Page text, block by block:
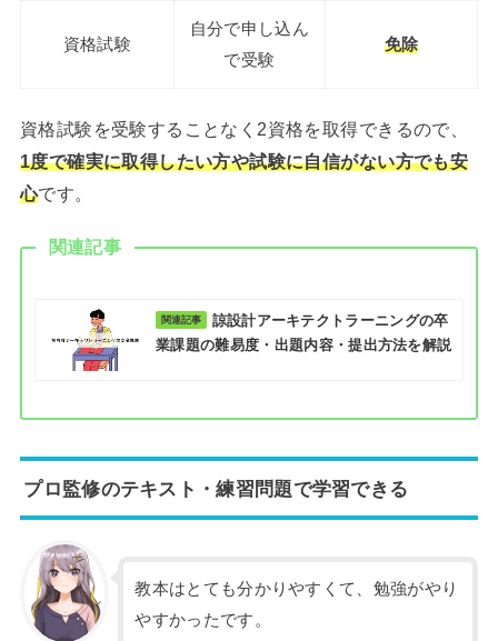
資格試験
自分で申し込ん
で受験
免除
資格試験を受験することなく2資格を取得できるので、
1度で確実に取得したい方や試験に自信がない方でも安
心です。
関連記事
諒設計アーキテクトラーニングの卒
業課題の難易度・出題内容・提出方法を解説
プロ監修のテキスト・練習問題で学習できる
教本はとても分かりやすくて、勉強がやり
やすかったです。